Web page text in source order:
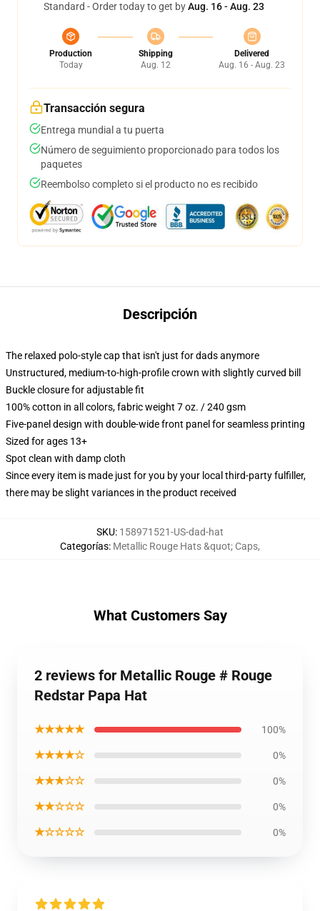
Standard - Order today to get byAug. 16 - Aug. 23
Production
Today
Shipping
Aug. 12
Delivered
Aug. 16 - Aug. 23
Transacción segura
Entrega mundial a tu puerta
Número de seguimiento proporcionado para todos los
paquetes
Reembolso completo si el producto no es recibido
Descripción
The relaxed polo-style cap that isn't just for dads anymore
Unstructured, medium-to-high-profile crown with slightly curved bill
Buckle closure for adjustable fit
100% cotton in all colors, fabric weight 7 oz. / 240 gsm
Five-panel design with double-wide front panel for seamless printing
Sized for ages 13+
Spot clean with damp cloth
Since every item is made just for you by your local third-party fulfiller,
there may be slight variances in the product received
SKU: 158971521-US-dad-hat
Categorías: Metallic Rouge Hats &quot; Caps,
What Customers Say
2 reviews for Metallic Rouge # Rouge
Redstar Papa Hat
★★★★★ 100%
★★★★☆ 0%
★★★☆☆ 0%
★★☆☆☆ 0%
★☆☆☆☆ 0%